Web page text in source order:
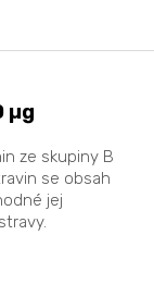
µg
ze skupiny B
se obsah
jej